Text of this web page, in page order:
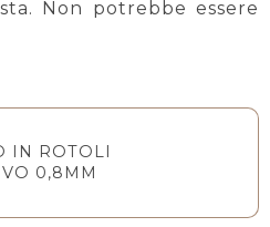
Non potrebbe essere
IN ROTOLI
0,8MM